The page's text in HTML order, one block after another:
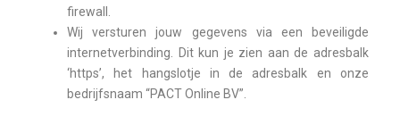
firewall.
Wij versturen jouw gegevens via een beveiligde
internetverbinding. Dit kun je zien aan de adresbalk
‘https’, het hangslotje in de adresbalk en onze
bedrijfsnaam “PACT Online BV”.